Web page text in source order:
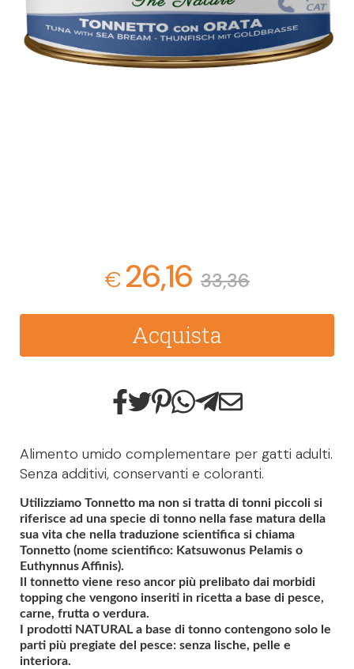
€26,16 33,36
Acquista
Alimento umido complementare per gatti adulti.
Senza additivi, conservanti e coloranti.
Utilizziamo Tonnetto ma non si tratta di tonni piccoli si
riferisce ad una specie di tonno nella fase matura della
sua vita che nella traduzione scientifica si chiama
Tonnetto (nome scientifico: Katsuwonus Pelamis o
Euthynnus Affinis).
Il tonnetto viene reso ancor più prelibato dai morbidi
topping che vengono inseriti in ricetta a base di pesce,
carne, frutta o verdura.
I prodotti NATURAL a base di tonno contengono solo le
parti più pregiate del pesce: senza lische, pelle e
interiora.